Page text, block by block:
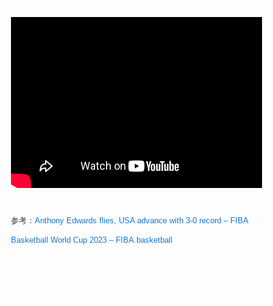
参考： Anthony Edwards flies, USA advance with 3-0 record – FIBA
Basketball World Cup 2023 – FIBA.basketball